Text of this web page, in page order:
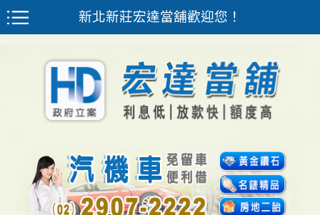
新北新莊宏達當舖歡迎您！